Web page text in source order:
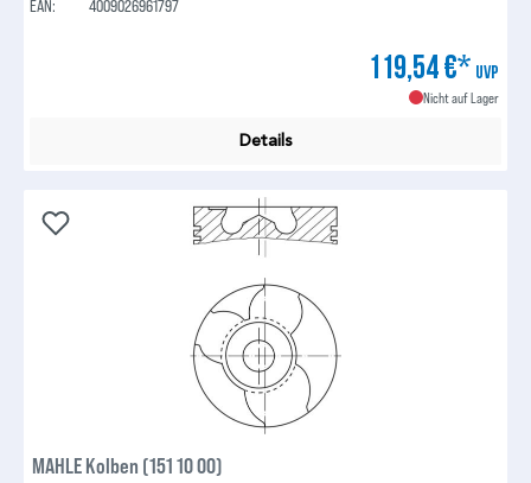
EAN:
4009026961797
119,54 €* UVP
Nicht auf Lager
Details
MAHLE Kolben (151 10 00)